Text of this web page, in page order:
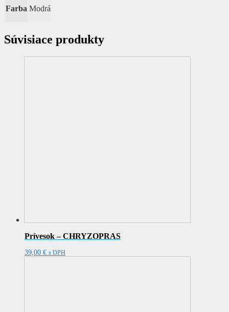
Farba Modrá
Súvisiace produkty
Prívesok – CHRYZOPRAS
39,00 € s DPH